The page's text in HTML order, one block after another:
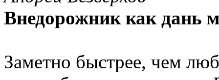
Внедорожник как дань
Заметно быстрее, чем